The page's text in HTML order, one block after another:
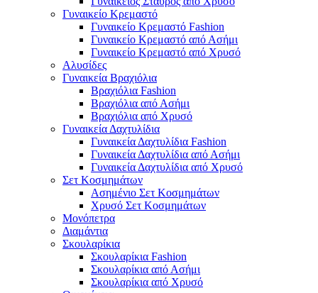
Γυναικείο Κρεμαστό
Γυναικείο Κρεμαστό Fashion
Γυναικείο Κρεμαστό από Ασήμι
Γυναικείο Κρεμαστό από Χρυσό
Αλυσίδες
Γυναικεία Βραχιόλια
Βραχιόλια Fashion
Βραχιόλια από Ασήμι
Βραχιόλια από Χρυσό
Γυναικεία Δαχτυλίδια
Γυναικεία Δαχτυλίδια Fashion
Γυναικεία Δαχτυλίδια από Ασήμι
Γυναικεία Δαχτυλίδια από Χρυσό
Σετ Κοσμημάτων
Ασημένιο Σετ Κοσμημάτων
Χρυσό Σετ Κοσμημάτων
Μονόπετρα
Διαμάντια
Σκουλαρίκια
Σκουλαρίκια Fashion
Σκουλαρίκια από Ασήμι
Σκουλαρίκια από Χρυσό